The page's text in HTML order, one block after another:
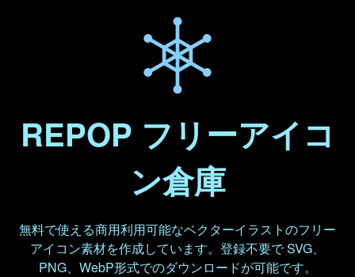
REPOP フリーアイコ
ン倉庫
無料で使える商用利用可能なベクターイラストのフリー
アイコン素材を作成しています。登録不要で SVG、
PNG、WebP形式でのダウンロードが可能です。